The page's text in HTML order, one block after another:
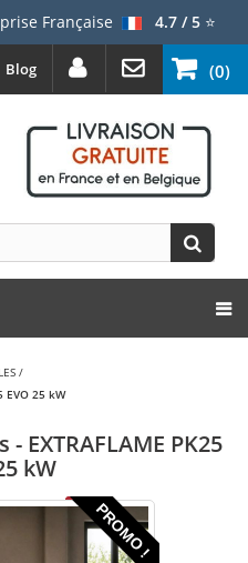
Française 4.7 / 5⭐
(0)
Blog
/
EVO 25 kW
EXTRAFLAME PK25
kW
PROMO !